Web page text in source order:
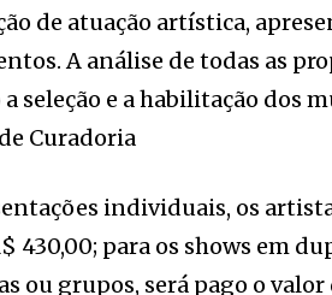
de atuação artística,
A análise de todas as
seleção e a habilitação dos
Curadoria
individuais, os
430,00; para os shows em
ou grupos, será pago o